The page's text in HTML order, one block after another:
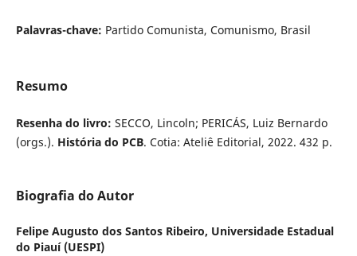
Palavras-chave: Partido Comunista, Comunismo, Brasil
Resumo
Resenha do livro: SECCO, Lincoln; PERICÁS, Luiz Bernardo
(orgs.). História do PCB. Cotia: Ateliê Editorial, 2022. 432 p.
Biografia do Autor
Felipe Augusto dos Santos Ribeiro, Universidade Estadual
do Piauí (UESPI)